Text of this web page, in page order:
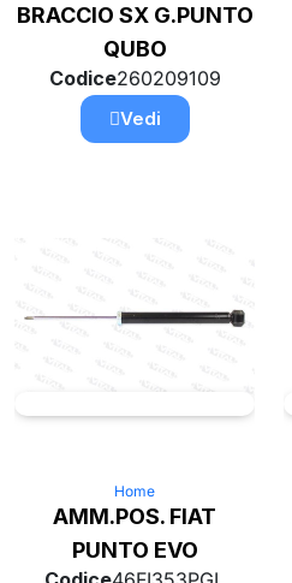
BRACCIO SX G.PUNTO
QUBO
Codice260209109
Vedi
Home
AMM.POS. FIAT
PUNTO EVO